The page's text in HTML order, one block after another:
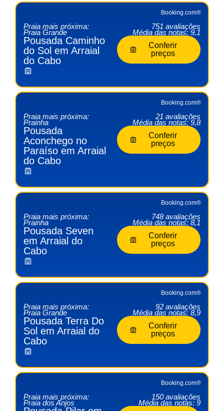
Booking.com®
Praia mais próxima:
Praia Grande
Pousada Caminho
do Sol em Arraial
do Cabo
751 avaliações
Média das notas: 9,1
Conferir
preços
Booking.com®
Praia mais próxima:
Prainha
Pousada
Aconchego no
Paraíso em Arraial
do Cabo
21 avaliações
Média das notas: 9,8
Conferir
preços
Booking.com®
Praia mais próxima:
Prainha
Pousada Seven
em Arraial do
Cabo
748 avaliações
Média das notas: 8,1
Conferir
preços
Booking.com®
Praia mais próxima:
Praia Grande
Pousada Terra Do
Sol em Arraial do
Cabo
92 avaliações
Média das notas: 8,9
Conferir
preços
Booking.com®
Praia mais próxima:
Praia dos Anjos
150 avaliações
Média das notas: 9